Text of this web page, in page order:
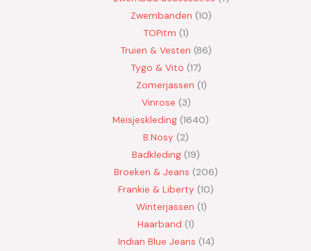
Zwembanden 10
TOPitm 1
Truien & Vesten 86
Tygo & Vito 17
Zomerjassen 1
Vinrose 3
Meisjeskleding 1640
B.Nosy
2
Badkleding 19
Broeken & Jeans
206
Frankie & Liberty 10
Winterjassen 1
Haarband 1
Indian Blue Jeans 14